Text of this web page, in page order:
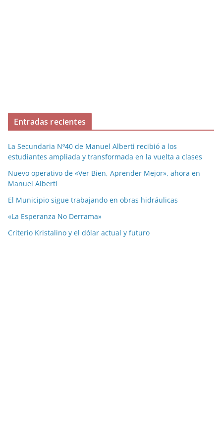
Entradas recientes
La Secundaria Nº40 de Manuel Alberti recibió a los
estudiantes ampliada y transformada en la vuelta a clases
Nuevo operativo de «Ver Bien, Aprender Mejor», ahora en
Manuel Alberti
El Municipio sigue trabajando en obras hidráulicas
«La Esperanza No Derrama»
Criterio Kristalino y el dólar actual y futuro